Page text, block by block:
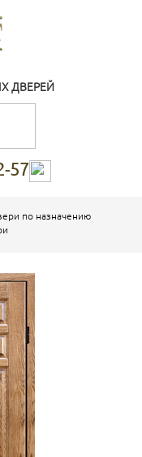
ДВЕРЕЙ
57
по назначению